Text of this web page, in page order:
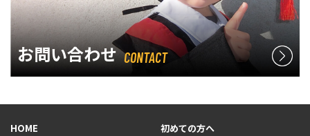
お問い合わせ CONTACT
HOME
初めての方へ